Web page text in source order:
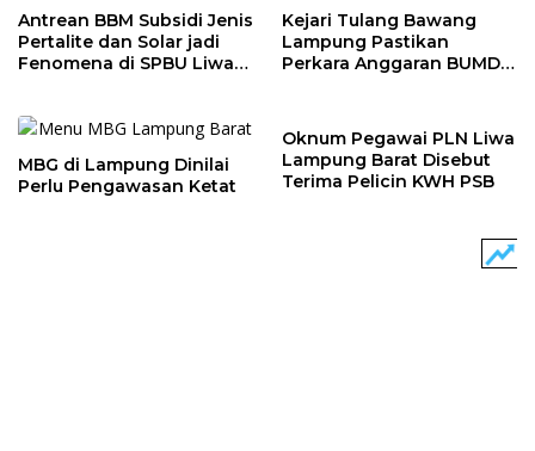
Antrean BBM Subsidi Jenis
Pertalite dan Solar jadi
Fenomena di SPBU Liwa
Kejari Tulang Bawang
Lampung Pastikan
Perkara Anggaran BUMD
MBG di Lampung Dinilai
Perlu Pengawasan Ketat
Oknum Pegawai PLN Liwa
Lampung Barat Disebut
Terima Pelicin KWH PSB